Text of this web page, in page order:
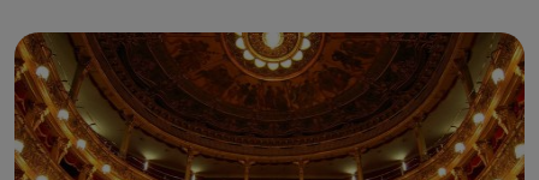
Galleria Subalpina, die dem typisch bürgerlichen
Spaziergang und der Freizeit gewidmet ist. Im
Renaissance- und Barockstil (Ende des
19. Jahrhunderts erbaut) beherbergt es eines der
ältesten Kinos und eines der ältesten Cafés von